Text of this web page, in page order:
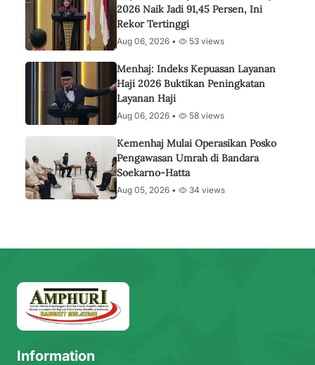
2026 Naik Jadi 91,45 Persen, Ini
Rekor Tertinggi
Aug 06, 2026 • 53 views
Menhaj: Indeks Kepuasan Layanan
Haji 2026 Buktikan Peningkatan
Layanan Haji
Aug 06, 2026 • 58 views
Kemenhaj Mulai Operasikan Posko
Pengawasan Umrah di Bandara
Soekarno-Hatta
Aug 05, 2026 • 34 views
Information